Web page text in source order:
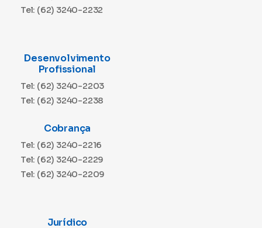
Tel: (62) 3240-2232
Desenvolvimento
Profissional
Tel: (62) 3240-2203
Tel: (62) 3240-2238
Cobrança
Tel: (62) 3240-2216
Tel: (62) 3240-2229
Tel: (62) 3240-2209
Jurídico